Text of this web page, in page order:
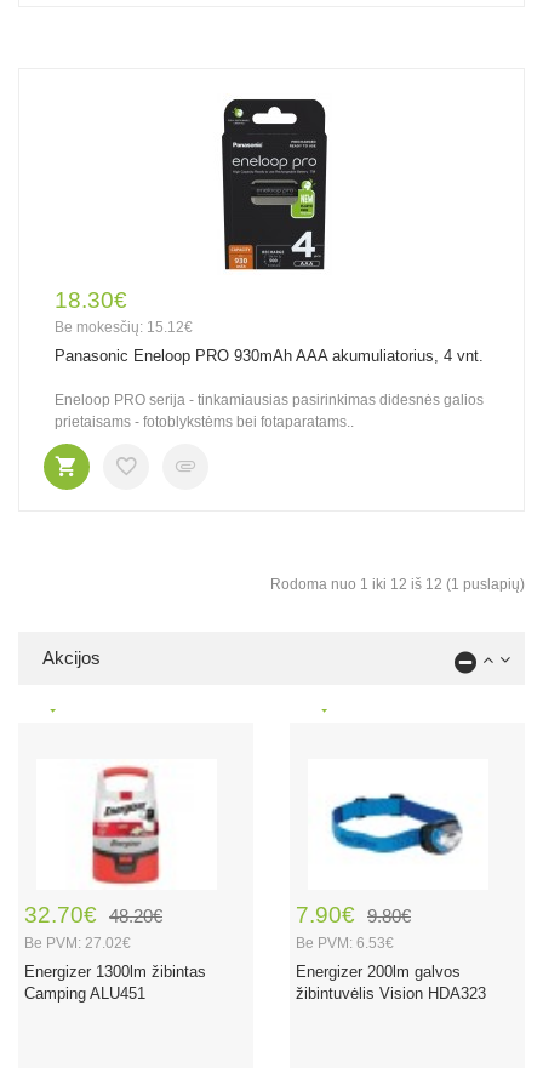
18.30€
Be mokesčių: 15.12€
Panasonic Eneloop PRO 930mAh AAA akumuliatorius, 4 vnt.
Eneloop PRO serija - tinkamiausias pasirinkimas didesnės galios
prietaisams - fotoblykstėms bei fotaparatams..
Rodoma nuo 1 iki 12 iš 12 (1 puslapių)
Akcijos
32.70€ 48.20€
Be PVM: 27.02€
Energizer 1300lm žibintas
Camping ALU451
7.90€ 9.80€
Be PVM: 6.53€
Energizer 200lm galvos
žibintuvėlis Vision HDA323